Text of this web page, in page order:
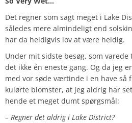
Det regner som sagt meget i Lake
således mere almindeligt end
har da heldigvis lov at være heldig.
Under mit sidste besøg, som
det ikke én eneste gang. Og da jeg
med vor søde værtinde i en have så
kulørte blomster, at jeg aldrig har
hende et meget dumt spørgsmål:
– Regner det aldrig i Lake District?